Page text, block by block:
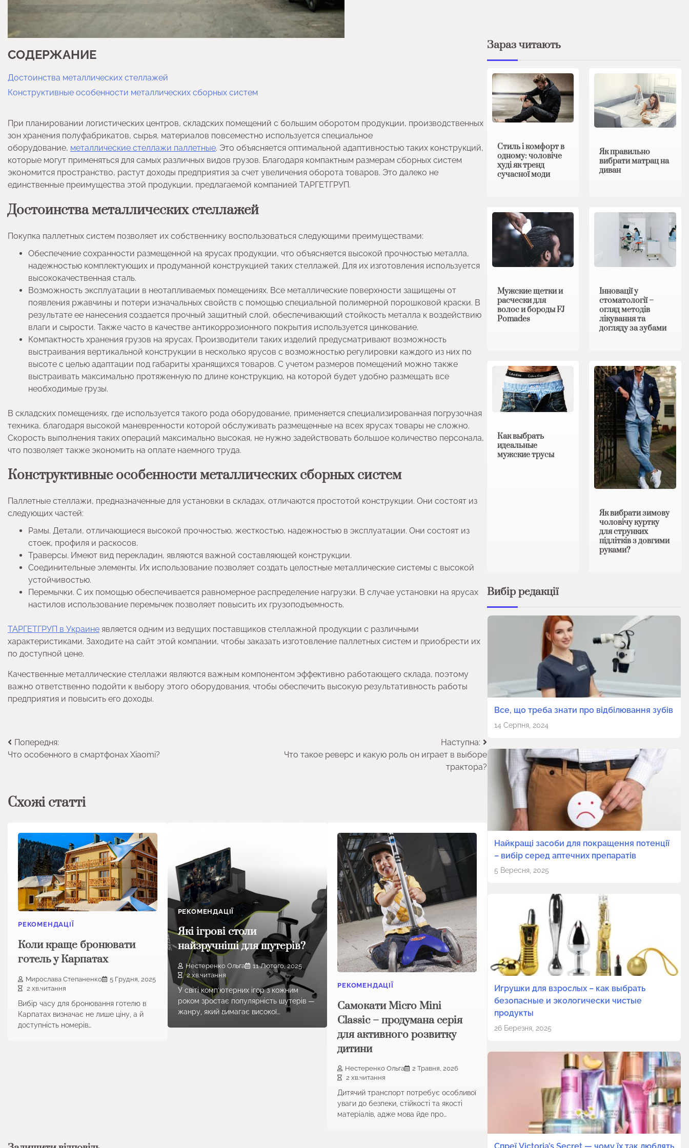
СОДЕРЖАНИЕ
Достоинства металлических стеллажей
Конструктивные особенности металлических сборных систем
При планировании логистических центров, складских помещений с большим оборотом продукции, производственных
зон хранения полуфабрикатов, сырья, материалов повсеместно используется специальное
оборудование, металлические стеллажи паллетные. Это объясняется оптимальной адаптивностью таких конструкций,
которые могут применяться для самых различных видов грузов. Благодаря компактным размерам сборных систем
экономится пространство, растут доходы предприятия за счет увеличения оборота товаров. Это далеко не
единственные преимущества этой продукции, предлагаемой компанией ТАРГЕТГРУП.
Достоинства металлических стеллажей
Покупка паллетных систем позволяет их собственнику воспользоваться следующими преимуществами:
Обеспечение сохранности размещенной на ярусах продукции, что объясняется высокой прочностью металла,
надежностью комплектующих и продуманной конструкцией таких стеллажей. Для их изготовления используется
высококачественная сталь.
Возможность эксплуатации в неотапливаемых помещениях. Все металлические поверхности защищены от
появления ржавчины и потери изначальных свойств с помощью специальной полимерной порошковой краски. В
результате ее нанесения создается прочный защитный слой, обеспечивающий стойкость металла к воздействию
влаги и сырости. Также часто в качестве антикоррозионного покрытия используется цинкование.
Компактность хранения грузов на ярусах. Производители таких изделий предусматривают возможность
выстраивания вертикальной конструкции в несколько ярусов с возможностью регулировки каждого из них по
высоте с целью адаптации под габариты хранящихся товаров. С учетом размеров помещений можно также
выстраивать максимально протяженную по длине конструкцию, на которой будет удобно размещать все
необходимые грузы.
В складских помещениях, где используется такого рода оборудование, применяется специализированная погрузочная
техника, благодаря высокой маневренности которой обслуживать размещенные на всех ярусах товары не сложно.
Скорость выполнения таких операций максимально высокая, не нужно задействовать большое количество персонала,
что позволяет также экономить на оплате наемного труда.
Конструктивные особенности металлических сборных систем
Паллетные стеллажи, предназначенные для установки в складах, отличаются простотой конструкции. Они состоят из
следующих частей:
Рамы. Детали, отличающиеся высокой прочностью, жесткостью, надежностью в эксплуатации. Они состоят из
стоек, профиля и раскосов.
Траверсы. Имеют вид перекладин, являются важной составляющей конструкции.
Соединительные элементы. Их использование позволяет создать целостные металлические системы с высокой
устойчивостью.
Перемычки. С их помощью обеспечивается равномерное распределение нагрузки. В случае установки на ярусах
настилов использование перемычек позволяет повысить их грузоподъемность.
ТАРГЕТГРУП в Украине является одним из ведущих поставщиков стеллажной продукции с различными
характеристиками. Заходите на сайт этой компании, чтобы заказать изготовление паллетных систем и приобрести их
по доступной цене.
Качественные металлические стеллажи являются важным компонентом эффективно работающего склада, поэтому
важно ответственно подойти к выбору этого оборудования, чтобы обеспечить высокую результативность работы
предприятия и повысить его доходы.
Навігація
записів
Попередня:
Что особенного в смартфонах Xiaomi?
Наступна:
Что такое реверс и какую роль он играет в выборе
трактора?
Схожі статті
РЕКОМЕНДАЦІЇ
Коли краще бронювати
готель у Карпатах
Мирослава Степаненко
5 Грудня, 2025
2 хв.читання
Вибір часу для бронювання готелю в
Карпатах визначає не лише ціну, а й
доступність номерів…
РЕКОМЕНДАЦІЇ
Які ігрові столи
найзручніші для шутерів?
Нестеренко Ольга
11 Лютого, 2025
2 хв.читання
У світі комп’ютерних ігор з кожним
роком зростає популярність шутерів —
жанру, який вимагає високої…
РЕКОМЕНДАЦІЇ
Самокати Micro Mini
Classic – продумана серія
для активного розвитку
дитини
Нестеренко Ольга
2 Травня, 2026
2 хв.читання
Дитячий транспорт потребує особливої
уваги до безпеки, стійкості та якості
матеріалів, адже мова йде про…
Зараз читають
Стиль і комфорт в
одному: чоловіче
худі як тренд
сучасної моди
Як правильно
вибрати матрац на
диван
Мужские щетки и
расчески для
волос и бороды FJ
Pomades
Інновації у
стоматології –
огляд методів
лікування та
догляду за зубами
Как выбрать
идеальные
мужские трусы
Як вибрати зимову
чоловічу куртку
для струнких
підлітків з довгими
руками?
Вибір редакції
Все, що треба знати про відбілювання зубів
14 Серпня, 2024
Найкращі засоби для покращення потенції
– вибір серед аптечних препаратів
5 Вересня, 2025
Игрушки для взрослых – как выбрать
безопасные и экологически чистые
продукты
26 Березня, 2025